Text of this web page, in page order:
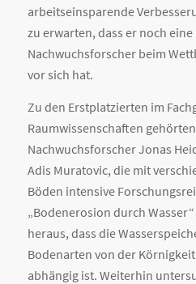
arbeitseinsparende
zu erwarten, dass er noch
Nachwuchsforscher beim
vor sich hat.
Zu den Erstplatzierten im
Raumwissenschaften
Nachwuchsforscher Jonas
Adis Muratovic, die mit
Böden intensive
„Bodenerosion durch
heraus, dass die
Bodenarten von der
abhängig ist. Weiterhin